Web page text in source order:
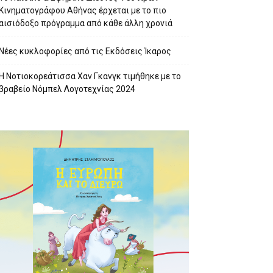
Αθήνας έρχεται με το πιο
πρόγραμμα από κάθε άλλη χρονιά
κυκλοφορίες από τις Εκδόσεις Ίκαρος
Νοτιοκορεάτισσα Χαν Γκανγκ τιμήθηκε με το
Νόμπελ Λογοτεχνίας 2024